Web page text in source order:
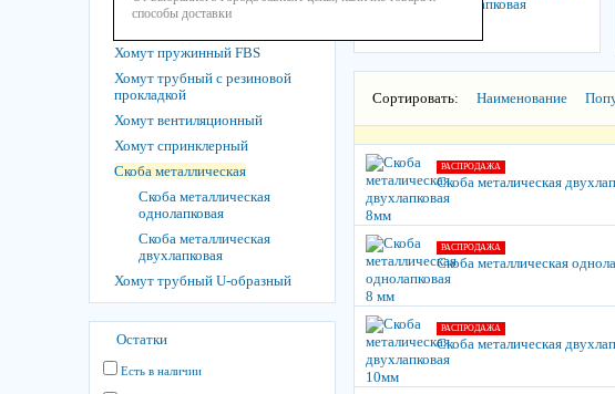
способы доставки
Хомут пружинный FBS
Хомут трубный с резиновой
прокладкой
Хомут вентиляционный
Хомут спринклерный
Скоба металлическая
Скоба металлическая
однолапковая
Скоба металлическая
двухлапковая
Хомут трубный U-образный
Остатки
Есть в наличии
однолапковая
Сортировать: Наименование
РАСПРОДАЖА
Скоба металическая
РАСПРОДАЖА
Скоба металлическая
РАСПРОДАЖА
Скоба металическая